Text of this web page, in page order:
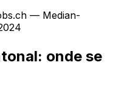
— Median-
onde se